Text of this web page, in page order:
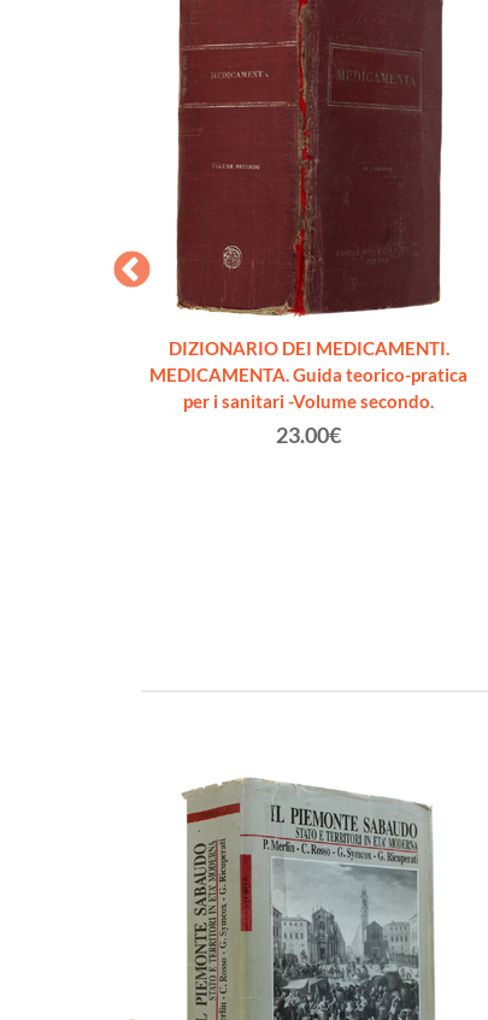
DIZIONARIO DEI MEDICAMENTI.
MEDICAMENTA. Guida teorico-pratica
per i sanitari -Volume secondo.
23.00€